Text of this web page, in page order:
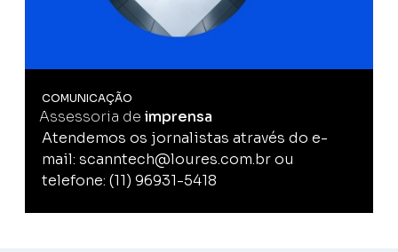
COMUNICAÇÃO
Assessoria de imprensa
Atendemos os jornalistas através do e-
mail: scanntech@loures.com.br ou
telefone: (11) 96931-5418